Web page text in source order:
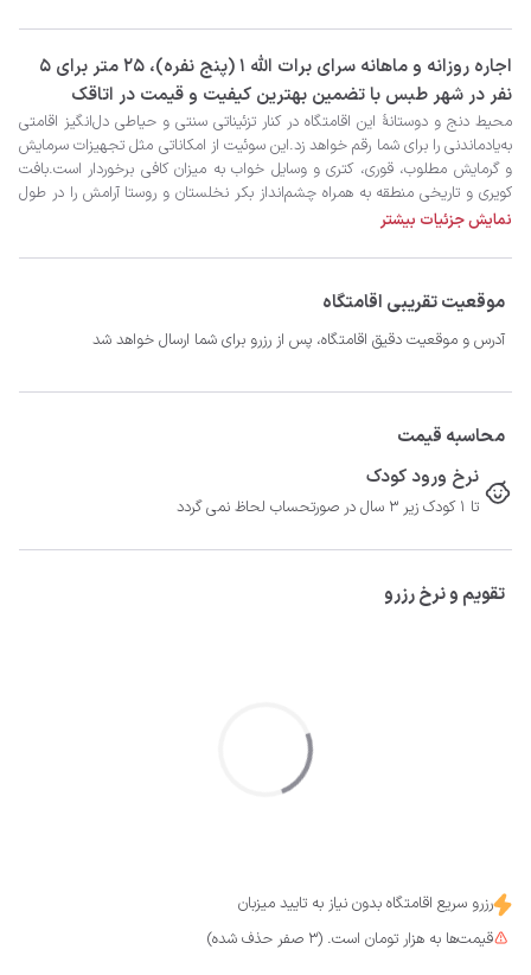
‫‫اجاره روزانه و ماهانه سرای برات الله 1 (پنج نفره)، 25 متر برای 5
نفر در شهر طبس با تضمین بهترین کیفیت و قیمت در اتاقک
شوید.امیدواریم اقامتی مملو از خاطرات خوب را در این منطقۀ کویری سپری کنید.
نمایش جزئیات بیشتر
موقعیت تقریبی اقامتگاه
آدرس و موقعیت دقیق اقامتگاه، پس از رزرو برای شما ارسال خواهد شد
محاسبه قیمت
نرخ ورود کودک
تا 1 کودک زیر 3 سال در صورتحساب لحاظ نمی گردد
تقویم و نرخ رزرو
رزرو سریع اقامتگاه بدون نیاز به تایید میزبان
قیمت‌ها به هزار تومان است. (3 صفر حذف شده)